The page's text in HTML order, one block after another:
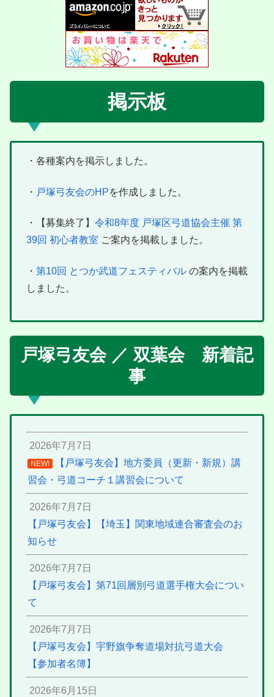
掲示板
・各種案内を掲示しました。
・ 戸塚弓友会のHPを作成しました。
・【募集終了】 令和8年度 戸塚区弓道協会主催 第
39回 初心者教室 ご案内を掲載しました。
・ 第10回 とつか武道フェスティバル の案内を掲載
しました。
戸塚弓友会 ／ 双葉会 新着記
事
2026年7月7日
NEW!
【戸塚弓友会】地方委員（更新・新規）講
習会・弓道コーチ１講習会について
2026年7月7日
【戸塚弓友会】【埼玉】関東地域連合審査会のお
知らせ
2026年7月7日
【戸塚弓友会】第71回層別弓道選手権大会につい
て
2026年7月7日
【戸塚弓友会】宇野旗争奪道場対抗弓道大会
【参加者名簿】
2026年6月15日